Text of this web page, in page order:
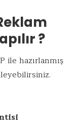
?
ile hazırlanmış